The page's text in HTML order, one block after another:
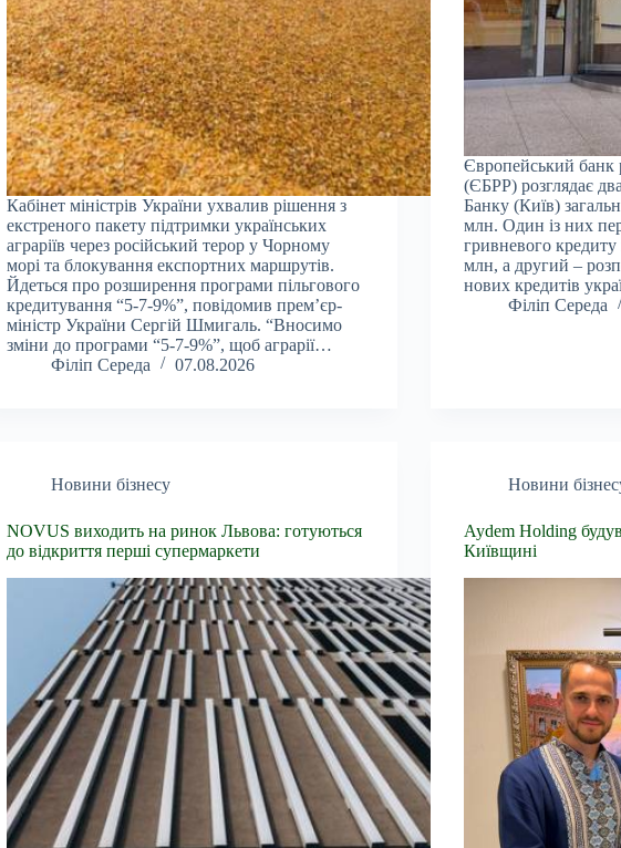
Кабінет міністрів України ухвалив рішення з
екстреного пакету підтримки українських
аграріїв через російський терор у Чорному
морі та блокування експортних маршрутів.
Йдеться про розширення програми пільгового
кредитування “5-7-9%”, повідомив прем’єр-
міністр України Сергій Шмигаль. “Вносимо
зміни до програми “5-7-9%”, щоб аграрії…
Філіп Середа
07.08.2026
Європейський банк
(ЄБРР) розглядає
Банку (Київ)
млн. Один із них
гривневого кредиту
млн, а другий –
нових кредитів
Філіп Середа
Новини бізнесу
NOVUS виходить на ринок Львова: готуються
до відкриття перші супермаркети
Новини
Aydem Holding
Київщині